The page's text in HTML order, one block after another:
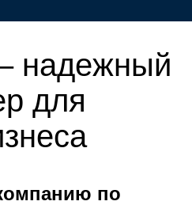
надежный
для
по